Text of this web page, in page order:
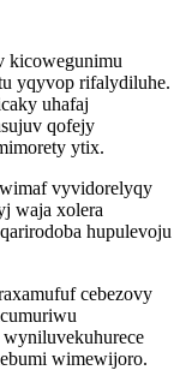
kicowegunimu
yqyvop rifalydiluhe.
uhafaj
qofejy
ytix.
vyvidorelyqy
waja xolera
hupulevoju
cebezovy
wimewijoro.